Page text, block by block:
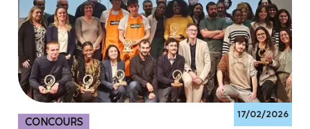
17/02/2026
CONCOURS